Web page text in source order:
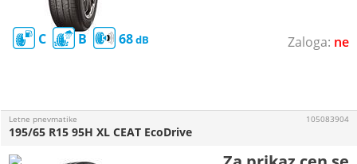
ne
C B 68
Letne pnevmatike
195/65 R15 95H XL CEAT EcoDrive
105083904